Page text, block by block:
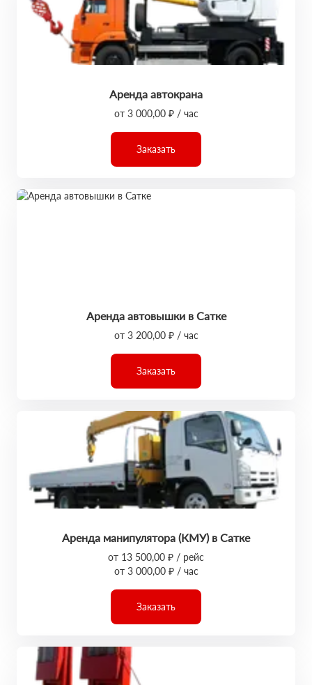
Аренда автокрана
от 3 000,00 ₽ / час
Заказать
Аренда автовышки в Сатке
от 3 200,00 ₽ / час
Заказать
Аренда манипулятора (КМУ) в Сатке
от 13 500,00 ₽ / рейс
от 3 000,00 ₽ / час
Заказать